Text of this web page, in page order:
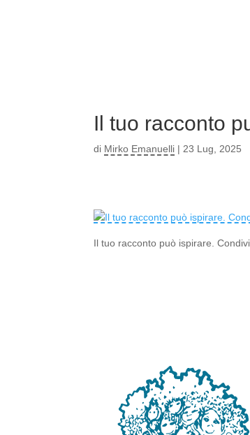
Il tuo racconto
di Mirko Emanuelli |23 Lug, 2025
Il tuo racconto può ispirare.